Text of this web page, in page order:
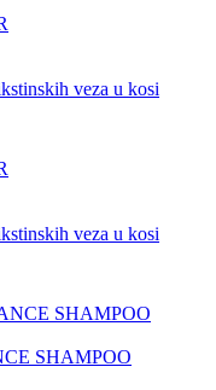
veza u kosi
veza u kosi
SHAMPOO